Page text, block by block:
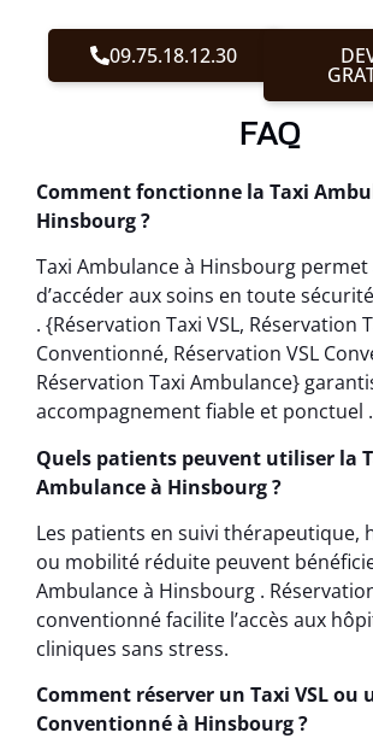
09.75.18.12.30
FAQ
Comment fonctionne la Taxi
Hinsbourg ?
Taxi Ambulance à Hinsbourg
d’accéder aux soins en toute
. {Réservation Taxi VSL, Réservation
Conventionné, Réservation VSL
Réservation Taxi Ambulance}
accompagnement fiable et ponctuel .
Quels patients peuvent utiliser la
Ambulance à Hinsbourg ?
Les patients en suivi thérapeutique,
ou mobilité réduite peuvent
Ambulance à Hinsbourg .
conventionné facilite l’accès aux
cliniques sans stress.
Comment réserver un Taxi VSL ou
Conventionné à Hinsbourg ?